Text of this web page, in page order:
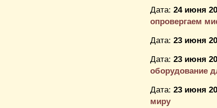
Дата: 24 июня
опровергаем
Дата: 23 июня
Дата: 23 июня
оборудование
Дата: 23 июня
миру